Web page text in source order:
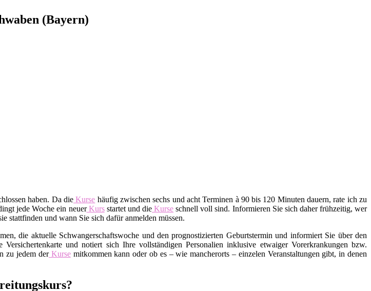
(Bayern)
haben. Da die Kurse häufig zwischen sechs und acht Terminen à 90 bis 120 Minuten dauern, rate ich zu
jede Woche ein neuerKursstartet und dieKurse schnell voll sind. Informieren Sie sich daher frühzeitig, wer
stattfinden und wann Sie sich dafür anmelden müssen.
die aktuelle Schwangerschaftswoche und den prognostizierten Geburtstermin und informiert Sie über den
und notiert sich Ihre vollständigen Personalien inklusive etwaiger Vorerkrankungen bzw.
zu jedem derKursemitkommen kann oder ob es – wie mancherorts – einzelen Veranstaltungen gibt, in denen